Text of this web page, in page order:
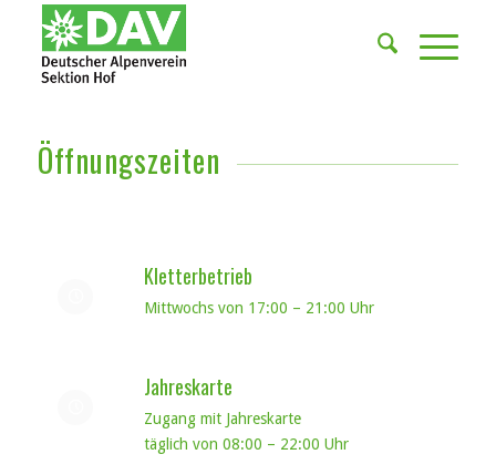
Öffnungszeiten
Kletterbetrieb
Mittwochs von 17:00 – 21:00 Uhr
Jahreskarte
Zugang mit Jahreskarte
täglich von 08:00 – 22:00 Uhr